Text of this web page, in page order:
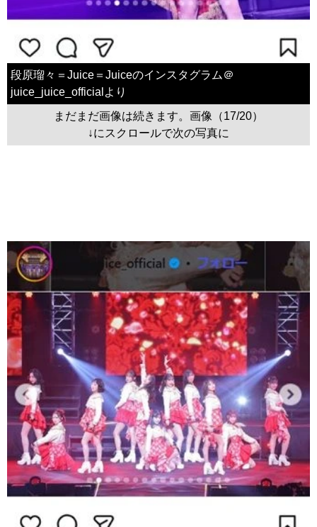
段原瑠々＝Juice＝Juiceのインスタグラム＠
juice_juice_officialより
まだまだ画像は続きます。画像（17/20）
↓にスクロールで次の写真に